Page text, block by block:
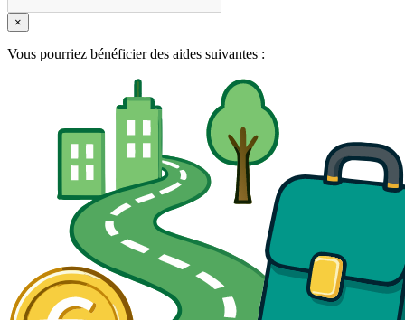
×
Vous pourriez bénéficier des aides suivantes :